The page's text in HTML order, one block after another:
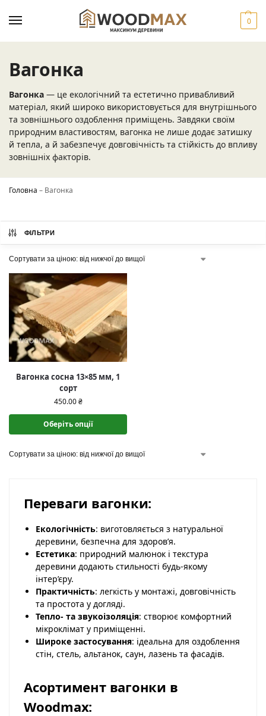
0
Вагонка
Вагонка — це екологічний та естетично привабливий
матеріал, який широко використовується для внутрішнього
та зовнішнього оздоблення приміщень. Завдяки своїм
природним властивостям, вагонка не лише додає затишку
й тепла, а й забезпечує довговічність та стійкість до впливу
зовнішніх факторів.
Головна – Вагонка
ФІЛЬТРИ
Вагонка сосна 13×85 мм, 1
сорт
450.00₴
Оберіть опції
Переваги вагонки:
Екологічність: виготовляється з натуральної
деревини, безпечна для здоров’я.
Естетика: природний малюнок і текстура
деревини додають стильності будь-якому
інтер’єру.
Практичність: легкість у монтажі, довговічність
та простота у догляді.
Тепло- та звукоізоляція: створює комфортний
мікроклімат у приміщенні.
Широке застосування: ідеальна для оздоблення
стін, стель, альтанок, саун, лазень та фасадів.
Асортимент вагонки в
Woodmax: